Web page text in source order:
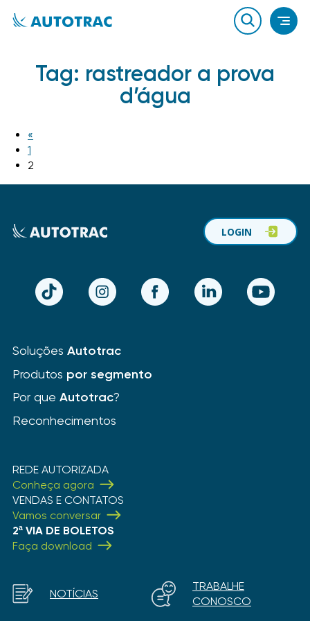
Tag: rastreador a prova
d’água
«
1
2
TikTok Instagram Facebook LinkedIn YouTube
LOGIN
Soluções Autotrac
Produtos por segmento
Por que Autotrac?
Reconhecimentos
REDE AUTORIZADA
Conheça agora
VENDAS E CONTATOS
Vamos conversar
2ª VIA DE BOLETOS
Faça download
NOTÍCIAS
TRABALHE
CONOSCO